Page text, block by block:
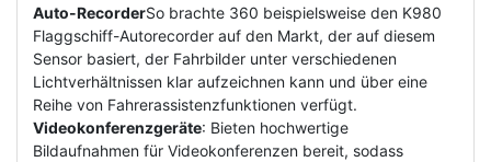
Auto-RecorderSo brachte 360 beispielsweise den K980
Flaggschiff-Autorecorder auf den Markt, der auf diesem
Sensor basiert, der Fahrbilder unter verschiedenen
Lichtverhältnissen klar aufzeichnen kann und über eine
Reihe von Fahrerassistenzfunktionen verfügt.
Videokonferenzgeräte: Bieten hochwertige
Bildaufnahmen für Videokonferenzen bereit, sodass